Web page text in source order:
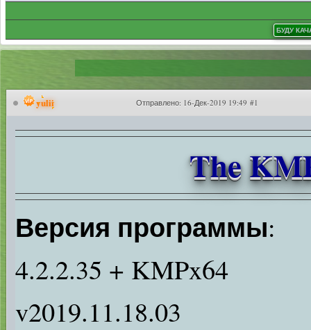
yulii Отправлено: 16-Дек-2019 19:49 #1
The
Версия программы:
4.2.2.35 + KMPx64
v2019.11.18.03